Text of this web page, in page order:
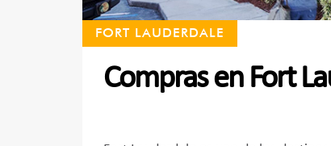
FORT LAUDERDALE
Compras en Fort